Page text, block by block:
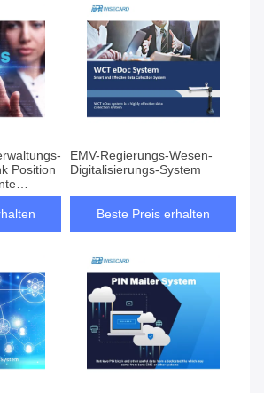
Position
EMV-Regierungs-Wesen-
Digitalisierungs-System
Beste Preis erhalten